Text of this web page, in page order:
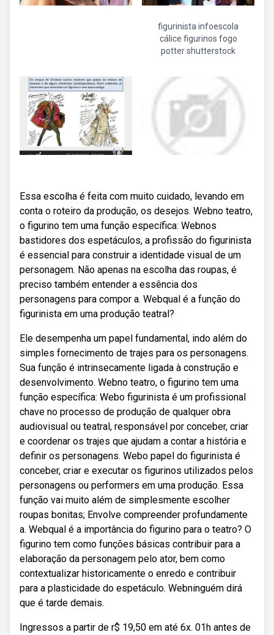
figurinista infoescola
cálice figurinos fogo
potter shutterstock
Essa escolha é feita com muito cuidado, levando em
conta o roteiro da produção, os desejos. Webno teatro,
o figurino tem uma função específica: Webnos
bastidores dos espetáculos, a profissão do figurinista
é essencial para construir a identidade visual de um
personagem. Não apenas na escolha das roupas, é
preciso também entender a essência dos
personagens para compor a. Webqual é a função do
figurinista em uma produção teatral?
Ele desempenha um papel fundamental, indo além do
simples fornecimento de trajes para os personagens.
Sua função é intrinsecamente ligada à construção e
desenvolvimento. Webno teatro, o figurino tem uma
função específica: Webo figurinista é um profissional
chave no processo de produção de qualquer obra
audiovisual ou teatral, responsável por conceber, criar
e coordenar os trajes que ajudam a contar a história e
definir os personagens. Webo papel do figurinista é
conceber, criar e executar os figurinos utilizados pelos
personagens ou performers em uma produção. Essa
função vai muito além de simplesmente escolher
roupas bonitas; Envolve compreender profundamente
a. Webqual é a importância do figurino para o teatro? O
figurino tem como funções básicas contribuir para a
elaboração da personagem pelo ator, bem como
contextualizar historicamente o enredo e contribuir
para a plasticidade do espetáculo. Webninguém dirá
que é tarde demais.
Ingressos a partir de r$ 19,50 em até 6x. 01h antes de